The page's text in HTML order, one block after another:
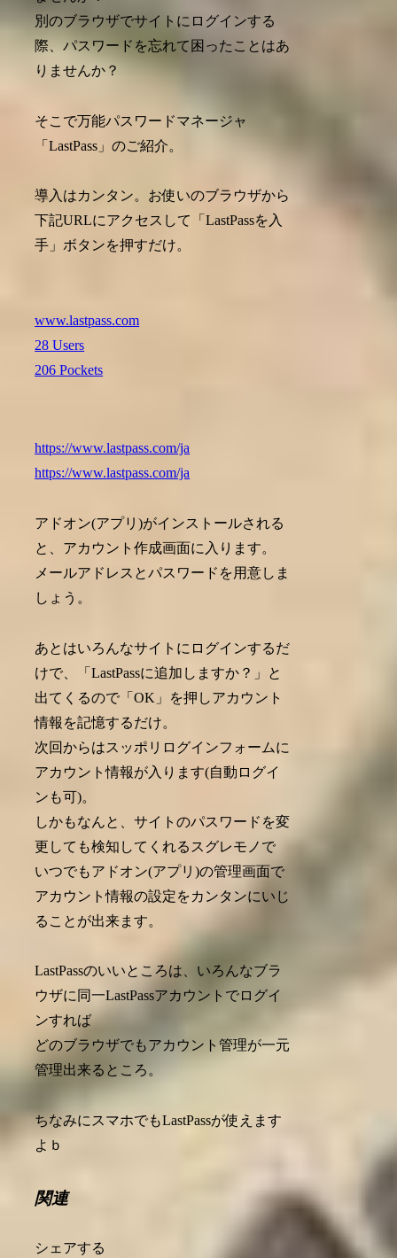
別のブラウザでサイトにログインする
際、パスワードを忘れて困ったことはあ
りませんか？
そこで万能パスワードマネージャ
「LastPass」のご紹介。
導入はカンタン。お使いのブラウザから
下記URLにアクセスして「LastPassを入
手」ボタンを押すだけ。
www.lastpass.com
28 Users
206 Pockets
https://www.lastpass.com/ja
https://www.lastpass.com/ja
アドオン(アプリ)がインストールされる
と、アカウント作成画面に入ります。
メールアドレスとパスワードを用意しま
しょう。
あとはいろんなサイトにログインするだ
けで、「LastPassに追加しますか？」と
出てくるので「OK」を押しアカウント
情報を記憶するだけ。
次回からはスッポリログインフォームに
アカウント情報が入ります(自動ログイ
ンも可)。
しかもなんと、サイトのパスワードを変
更しても検知してくれるスグレモノで
いつでもアドオン(アプリ)の管理画面で
アカウント情報の設定をカンタンにいじ
ることが出来ます。
LastPassのいいところは、いろんなブラ
ウザに同一LastPassアカウントでログイ
ンすれば
どのブラウザでもアカウント管理が一元
管理出来るところ。
ちなみにスマホでもLastPassが使えます
よｂ
関連
シェアする